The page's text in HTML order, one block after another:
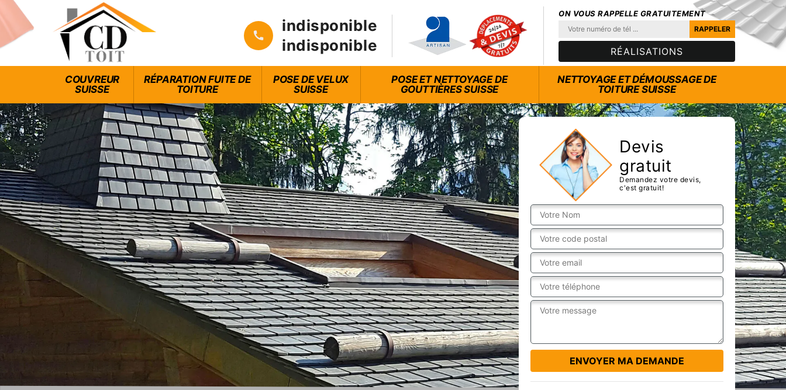
indisponible
indisponible
ON VOUS RAPPELLE GRATUITEMENT
RÉALISATIONS
COUVREUR
SUISSE
RÉPARATION FUITE DE
TOITURE
POSE DE VELUX
SUISSE
POSE ET NETTOYAGE DE
GOUTTIÈRES SUISSE
NETTOYAGE ET DÉMOUSSAGE DE
TOITURE SUISSE
Devis
gratuit
Demandez votre devis,
c'est gratuit!